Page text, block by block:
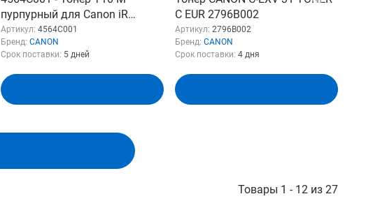
пурпурный для Canon iR
C15XX (10000 стр.)
Артикул: 4564C001
Бренд: CANON
Срок поставки: 5 дней
C EUR 2796B002
Артикул: 2796B002
Бренд: CANON
Срок поставки: 4 дня
Товары 1 - 12 из 27